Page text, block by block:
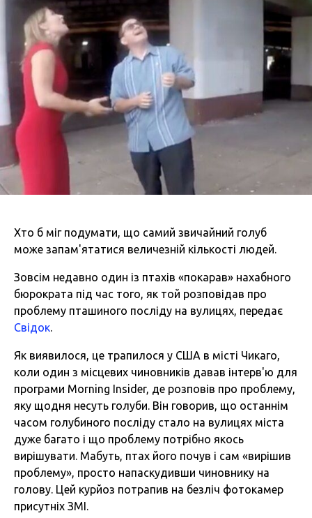
Хто б міг подумати, що самий звичайний голуб
може запам'ятатися величезній кількості людей.
Зовсім недавно один із птахів «покарав» нахабного
бюрократа під час того, як той розповідав про
проблему пташиного посліду на вулицях, передає
Свідок.
Як виявилося, це трапилося у США в місті Чикаго,
коли один з місцевих чиновників давав інтерв'ю для
програми Morning Insider, де розповів про проблему,
яку щодня несуть голуби. Він говорив, що останнім
часом голубиного посліду стало на вулицях міста
дуже багато і що проблему потрібно якось
вирішувати. Мабуть, птах його почув і сам «вирішив
проблему», просто напаскудивши чиновнику на
голову. Цей курйоз потрапив на безліч фотокамер
присутніх ЗМІ.